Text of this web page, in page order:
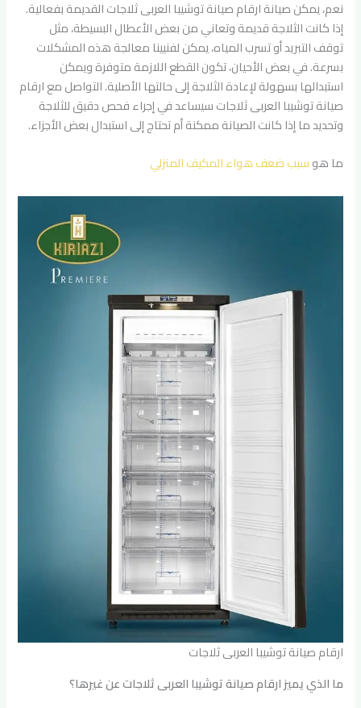
نعم، يمكن صيانة ارقام صيانة توشيبا العربى ثلاجات القديمة بفعالية.
إذا كانت الثلاجة قديمة وتعاني من بعض الأعطال البسيطة، مثل
توقف التبريد أو تسرب المياه، يمكن لفنيينا معالجة هذه المشكلات
بسرعة. في بعض الأحيان، تكون القطع اللازمة متوفرة ويمكن
استبدالها بسهولة لإعادة الثلاجة إلى حالتها الأصلية. التواصل مع ارقام
صيانة توشيبا العربى ثلاجات سيساعد في إجراء فحص دقيق للثلاجة
وتحديد ما إذا كانت الصيانة ممكنة أم تحتاج إلى استبدال بعض الأجزاء.
ما هوسبب ضعف هواء المكيف المنزلي
ارقام صيانة توشيبا العربى ثلاجات
ما الذي يميز ارقام صيانة توشيبا العربى ثلاجات عن غيرها؟